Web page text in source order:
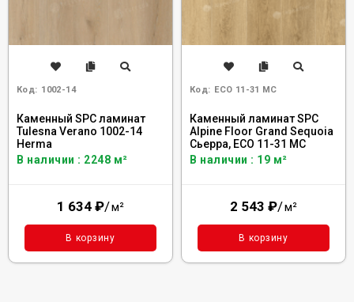
Код: 1002-14
Каменный SPC ламинат
Tulesna Verano 1002-14
Herma
В наличии : 2248 м²
1 634 ₽/м²
В корзину
Код: ECO 11-31 MC
Каменный ламинат SPC
Alpine Floor Grand Sequoia
Сьерра, ECO 11-31 MC
В наличии : 19 м²
2 543 ₽/м²
В корзину